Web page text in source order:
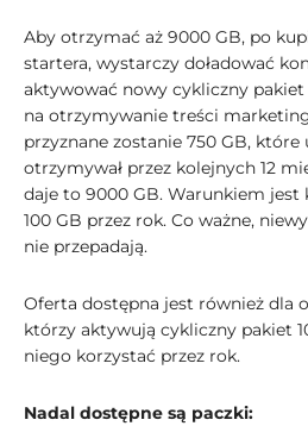
Aby otrzymać aż 9000 GB, po
startera, wystarczy doładować
aktywować nowy cykliczny pakiet
na otrzymywanie treści
przyznane zostanie 750 GB,
otrzymywał przez kolejnych 12
daje to 9000 GB. Warunkiem jest
100 GB przez rok. Co ważne,
nie przepadają.
Oferta dostępna jest również dla
którzy aktywują cykliczny pakiet
niego korzystać przez rok.
Nadal dostępne są paczki: